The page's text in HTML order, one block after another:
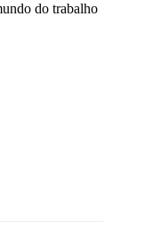
do trabalho